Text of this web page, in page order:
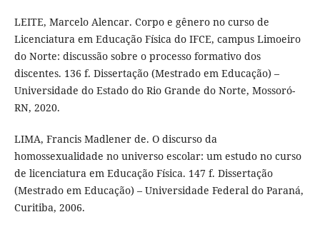
LEITE, Marcelo Alencar. Corpo e gênero no curso de
Licenciatura em Educação Física do IFCE, campus Limoeiro
do Norte: discussão sobre o processo formativo dos
discentes. 136 f. Dissertação (Mestrado em Educação) –
Universidade do Estado do Rio Grande do Norte, Mossoró-
RN, 2020.
LIMA, Francis Madlener de. O discurso da
homossexualidade no universo escolar: um estudo no curso
de licenciatura em Educação Física. 147 f. Dissertação
(Mestrado em Educação) – Universidade Federal do Paraná,
Curitiba, 2006.